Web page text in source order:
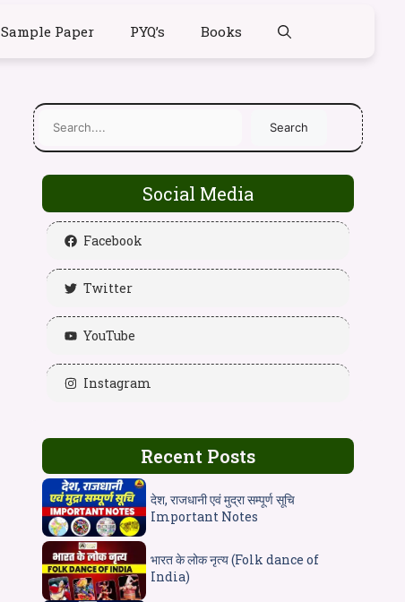
Sample Paper PYQ’s Books
Search
Social Media
Facebook
Twitter
YouTube
Instagram
Recent Posts
देश, राजधानी एवं मुद्रा सम्पूर्ण सूचि
Important Notes
भारत के लोक नृत्य (Folk dance of
India)